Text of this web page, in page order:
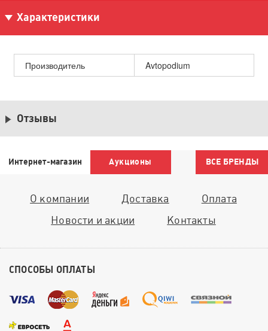
Характеристики
Производитель Avtopodium
Отзывы
Интернет-магазин Аукционы ВСЕ БРЕНДЫ
О компании Доставка
Оплата
Новости и акции
Контакты
СПОСОБЫ ОПЛАТЫ